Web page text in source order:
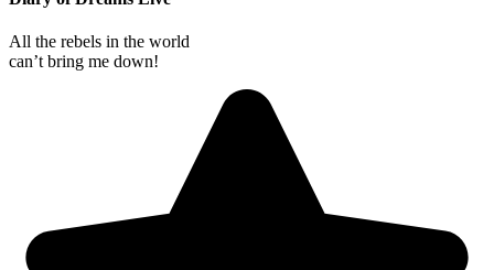
All the rebels in the world
can’t bring me down!